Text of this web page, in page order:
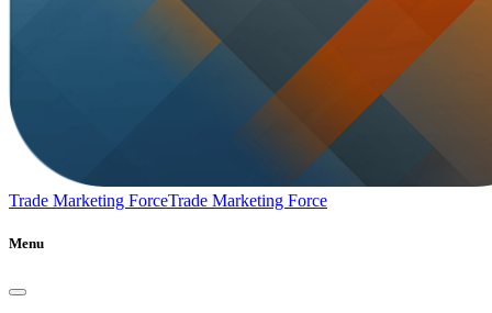
Trade Marketing ForceTrade Marketing Force
Menu